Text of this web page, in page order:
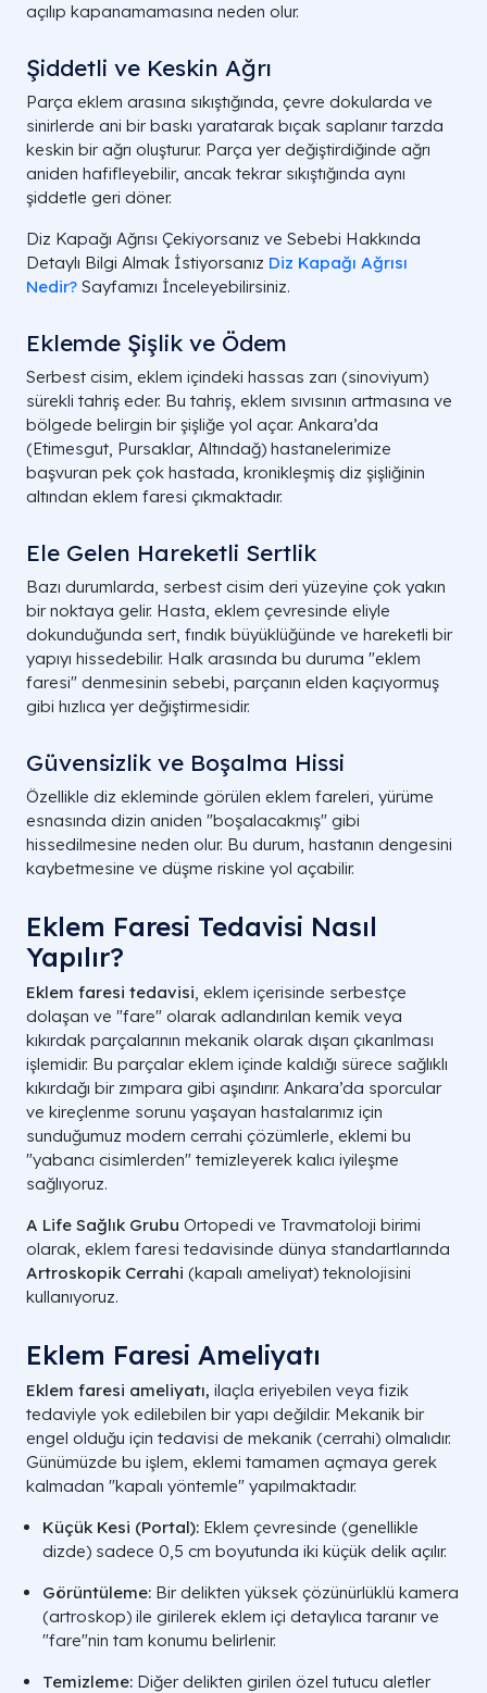
açılıp kapanamamasına neden olur.
Şiddetli ve Keskin Ağrı
Parça eklem arasına sıkıştığında, çevre dokularda ve
sinirlerde ani bir baskı yaratarak bıçak saplanır tarzda
keskin bir ağrı oluşturur. Parça yer değiştirdiğinde ağrı
aniden hafifleyebilir, ancak tekrar sıkıştığında aynı
şiddetle geri döner.
Diz Kapağı Ağrısı Çekiyorsanız ve Sebebi Hakkında
Detaylı Bilgi Almak İstiyorsanız Diz Kapağı Ağrısı
Nedir? Sayfamızı İnceleyebilirsiniz.
Eklemde Şişlik ve Ödem
Serbest cisim, eklem içindeki hassas zarı (sinoviyum)
sürekli tahriş eder. Bu tahriş, eklem sıvısının artmasına ve
bölgede belirgin bir şişliğe yol açar. Ankara’da
(Etimesgut, Pursaklar, Altındağ) hastanelerimize
başvuran pek çok hastada, kronikleşmiş diz şişliğinin
altından eklem faresi çıkmaktadır.
Ele Gelen Hareketli Sertlik
Bazı durumlarda, serbest cisim deri yüzeyine çok yakın
bir noktaya gelir. Hasta, eklem çevresinde eliyle
dokunduğunda sert, fındık büyüklüğünde ve hareketli bir
yapıyı hissedebilir. Halk arasında bu duruma "eklem
faresi" denmesinin sebebi, parçanın elden kaçıyormuş
gibi hızlıca yer değiştirmesidir.
Güvensizlik ve Boşalma Hissi
Özellikle diz ekleminde görülen eklem fareleri, yürüme
esnasında dizin aniden "boşalacakmış" gibi
hissedilmesine neden olur. Bu durum, hastanın dengesini
kaybetmesine ve düşme riskine yol açabilir.
Eklem Faresi Tedavisi Nasıl
Yapılır?
Eklem faresi tedavisi, eklem içerisinde serbestçe
dolaşan ve "fare" olarak adlandırılan kemik veya
kıkırdak parçalarının mekanik olarak dışarı çıkarılması
işlemidir. Bu parçalar eklem içinde kaldığı sürece sağlıklı
kıkırdağı bir zımpara gibi aşındırır. Ankara’da sporcular
ve kireçlenme sorunu yaşayan hastalarımız için
sunduğumuz modern cerrahi çözümlerle, eklemi bu
"yabancı cisimlerden" temizleyerek kalıcı iyileşme
sağlıyoruz.
A Life Sağlık Grubu Ortopedi ve Travmatoloji birimi
olarak, eklem faresi tedavisinde dünya standartlarında
Artroskopik Cerrahi (kapalı ameliyat) teknolojisini
kullanıyoruz.
Eklem Faresi Ameliyatı
Eklem faresi ameliyatı, ilaçla eriyebilen veya fizik
tedaviyle yok edilebilen bir yapı değildir. Mekanik bir
engel olduğu için tedavisi de mekanik (cerrahi) olmalıdır.
Günümüzde bu işlem, eklemi tamamen açmaya gerek
kalmadan "kapalı yöntemle" yapılmaktadır.
Küçük Kesi (Portal): Eklem çevresinde (genellikle
dizde) sadece 0,5 cm boyutunda iki küçük delik açılır.
Görüntüleme: Bir delikten yüksek çözünürlüklü kamera
(artroskop) ile girilerek eklem içi detaylıca taranır ve
"fare"nin tam konumu belirlenir.
Temizleme: Diğer delikten girilen özel tutucu aletler